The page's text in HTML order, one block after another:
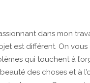
dans mon
est différent. On
qui touchent à
des choses et à